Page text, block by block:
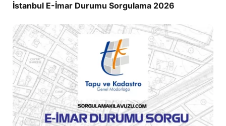
İstanbul E-İmar Durumu Sorgulama 2026